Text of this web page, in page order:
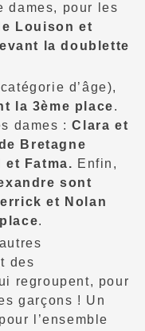
dames, pour les
Louison et
la doublette
d’âge),
la 3ème place.
dames : Clara et
Bretagne
et Fatma. Enfin,
sont
et Nolan
.
des
regroupent, pour
garçons ! Un
l’ensemble